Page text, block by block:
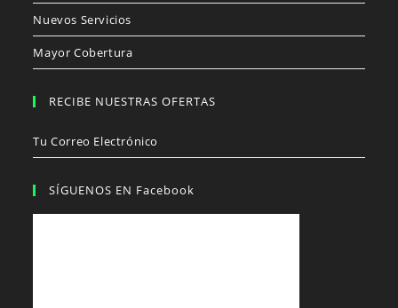
Nuevos Servicios
Mayor Cobertura
RECIBE NUESTRAS OFERTAS
Tu Correo Electrónico
SÍGUENOS EN Facebook